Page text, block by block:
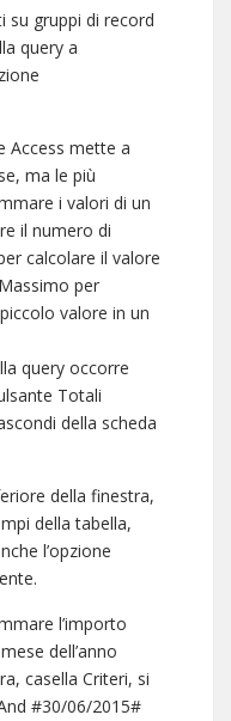
su gruppi di record
query a
Access mette a
ma le più
i valori di un
il numero di
calcolare il valore
per
valore in un
query occorre
Totali
della scheda
della finestra,
della tabella,
l’opzione
l’importo
dell’anno
casella Criteri, si
#30/06/2015#